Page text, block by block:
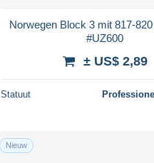
Norwegen Block 3 mit 817-
#UZ600
± US$ 2,89
Statuut
Nieuw